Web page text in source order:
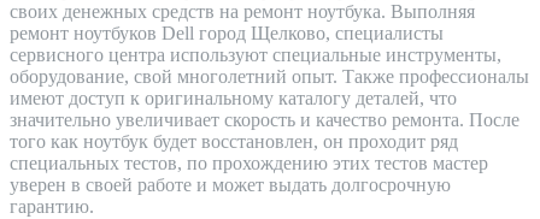
своих денежных средств на ремонт ноутбука. Выполняя
ремонт ноутбуков Dell город Щелково, специалисты
сервисного центра используют специальные инструменты,
оборудование, свой многолетний опыт. Также профессионалы
имеют доступ к оригинальному каталогу деталей, что
значительно увеличивает скорость и качество ремонта. После
того как ноутбук будет восстановлен, он проходит ряд
специальных тестов, по прохождению этих тестов мастер
уверен в своей работе и может выдать долгосрочную
гарантию.